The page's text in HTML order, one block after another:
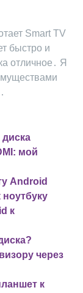
Smart TV
быстро и
отличное․ Я
диска
мой
Android
к
через
к